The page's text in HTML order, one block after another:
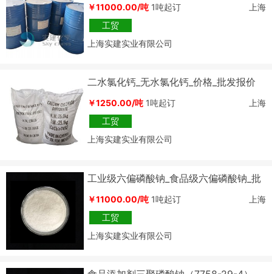
￥11000.00/吨 1吨起订
上海
工贸
上海实建实业有限公司
二水氯化钙_无水氯化钙_价格_批发报价
￥1250.00/吨 1吨起订
上海
工贸
上海实建实业有限公司
工业级六偏磷酸钠_食品级六偏磷酸钠_批
￥11000.00/吨 1吨起订
上海
工贸
上海实建实业有限公司